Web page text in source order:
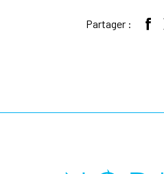
Partager :